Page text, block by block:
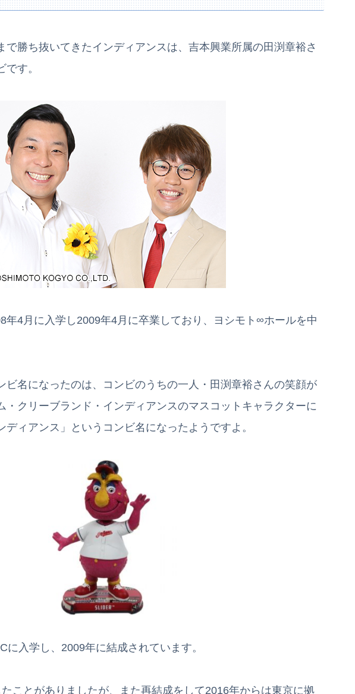
で勝ち抜いてきたインディアンスは、吉本興業所属の田渕章裕さ
す。
年4月に入学し2009年4月に卒業しており、ヨシモト∞ホールを中
ビ名になったのは、コンビのうちの一人・田渕章裕さんの笑顔が
・クリーブランド・インディアンスのマスコットキャラクターに
ィアンス」というコンビ名になったようですよ。
に入学し、2009年に結成されています。
ことがありましたが、また再結成をして2016年からは東京に拠